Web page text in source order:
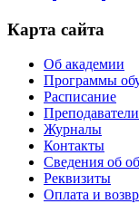
Карта сайта
Об академии
Программы
Расписание
Преподаватели
Журналы
Контакты
Сведения об
Реквизиты
Оплата и